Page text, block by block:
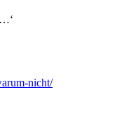
nicht/